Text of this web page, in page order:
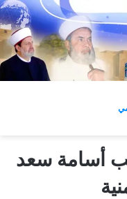
أسامة سعد